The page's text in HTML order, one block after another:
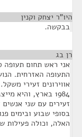
היו"ר יצחק וקנין
בבקשה.
רן בג
אני ראש תחום תעופה
התעופה האזרחית.
אווירונים זעירי
1984 בארץ, והיא
זעירים עם שני
בסופי שבוע ובימים
האלה, וכולה פעילות